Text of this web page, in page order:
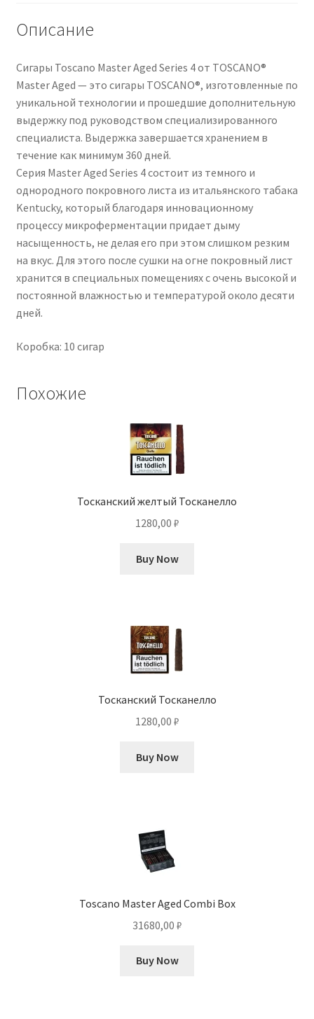
Описание
Сигары Toscano Master Aged Series 4 от TOSCANO®
Master Aged — это сигары TOSCANO®, изготовленные по
уникальной технологии и прошедшие дополнительную
выдержку под руководством специализированного
специалиста. Выдержка завершается хранением в
течение как минимум 360 дней.
Серия Master Aged Series 4 состоит из темного и
однородного покровного листа из итальянского табака
Kentucky, который благодаря инновационному
процессу микроферментации придает дыму
насыщенность, не делая его при этом слишком резким
на вкус. Для этого после сушки на огне покровный лист
хранится в специальных помещениях с очень высокой и
постоянной влажностью и температурой около десяти
дней.
Коробка: 10 сигар
Похожие
Тосканский желтый Тосканелло
1280,00 ₽
Buy Now
Тосканский Тосканелло
1280,00 ₽
Buy Now
Toscano Master Aged Combi Box
31680,00 ₽
Buy Now